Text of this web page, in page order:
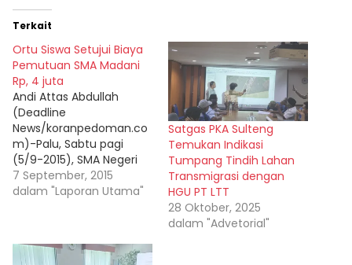
Terkait
Ortu Siswa Setujui Biaya
Pemutuan SMA Madani
Rp, 4 juta
Andi Attas Abdullah
(Deadline
News/koranpedoman.co
m)-Palu, Sabtu pagi
(5/9-2015), SMA Negeri
model terpadu Madani
Palu bersama komite
serta menetapkan
7 September, 2015
dalam "Laporan Utama"
Satgas PKA Sulteng
Temukan Indikasi
Tumpang Tindih Lahan
Transmigrasi dengan
HGU PT LTT
28 Oktober, 2025
dalam "Advetorial"